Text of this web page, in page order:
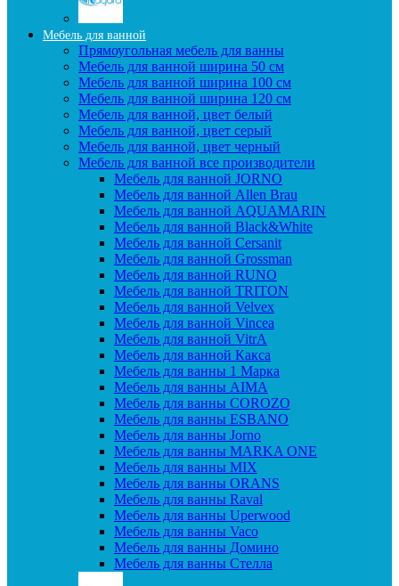
Мебель для ванной
Прямоугольная мебель для ванны
Мебель для ванной ширина 50 см
Мебель для ванной ширина 100 см
Мебель для ванной ширина 120 см
Мебель для ванной, цвет белый
Мебель для ванной, цвет серый
Мебель для ванной, цвет черный
Мебель для ванной все производители
Мебель для ванной JORNO
Мебель для ванной Allen Brau
Мебель для ванной AQUAMARIN
Мебель для ванной Black&White
Мебель для ванной Cersanit
Мебель для ванной Grossman
Мебель для ванной RUNO
Мебель для ванной TRITON
Мебель для ванной Velvex
Мебель для ванной Vincea
Мебель для ванной VitrA
Мебель для ванной Какса
Мебель для ванны 1 Марка
Мебель для ванны AIMA
Мебель для ванны COROZO
Мебель для ванны ESBANO
Мебель для ванны Jorno
Мебель для ванны MARKA ONE
Мебель для ванны MIX
Мебель для ванны ORANS
Мебель для ванны Raval
Мебель для ванны Uperwood
Мебель для ванны Vaco
Мебель для ванны Домино
Мебель для ванны Стелла